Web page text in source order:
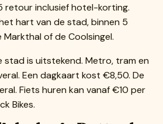
retour inclusief hotel-korting.
hart van de stad, binnen 5
of de Coolsingel.
stad is uitstekend. Metro, tram en
Een dagkaart kost €8,50. De
Fiets huren kan vanaf €10 per
Bikes.